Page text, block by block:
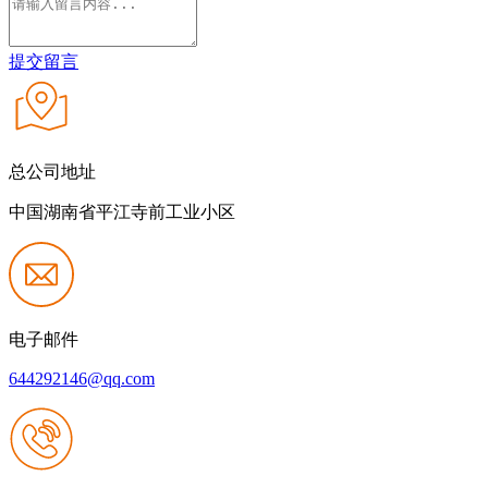
提交留言
总公司地址
中国湖南省平江寺前工业小区
电子邮件
644292146@qq.com